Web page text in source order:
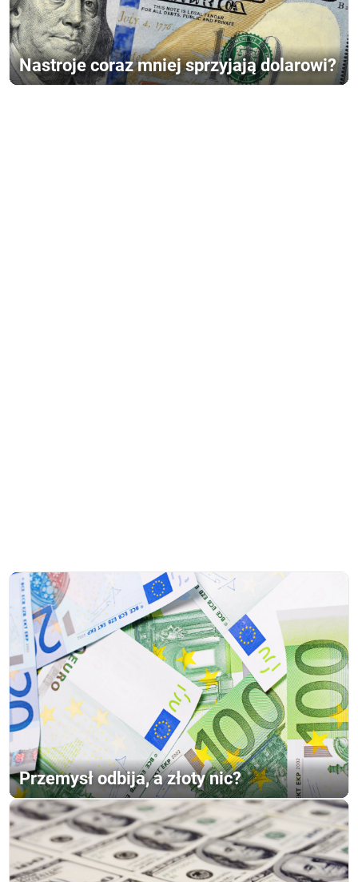
Nastroje coraz mniej sprzyjają dolarowi?
Przemysł odbija, a złoty nic?